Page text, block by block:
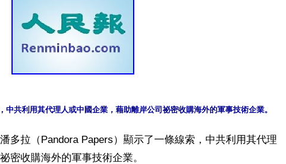
多拉（Pandora Papers）顯示了一條線索，中共利用其代理
密收購海外的軍事技術企業。